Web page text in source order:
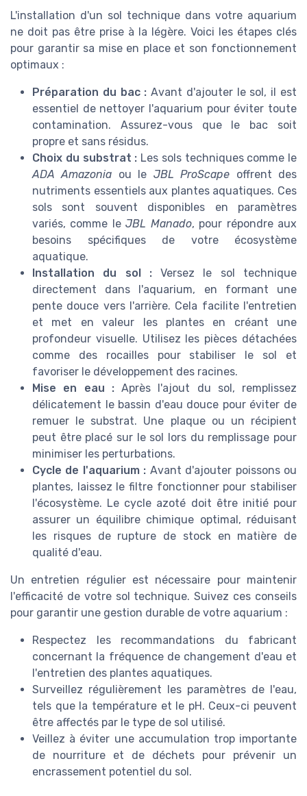
L'installation d'un sol technique dans votre aquarium
ne doit pas être prise à la légère. Voici les étapes clés
pour garantir sa mise en place et son fonctionnement
optimaux :
Préparation du bac : Avant d'ajouter le sol, il est
essentiel de nettoyer l'aquarium pour éviter toute
contamination. Assurez-vous que le bac soit
propre et sans résidus.
Choix du substrat : Les sols techniques comme le
ADA Amazonia ou le JBL ProScape offrent des
nutriments essentiels aux plantes aquatiques. Ces
sols sont souvent disponibles en paramètres
variés, comme leJBL Manado, pour répondre aux
besoins spécifiques de votre écosystème
aquatique.
Installation du sol :Versez le sol technique
directement dans l'aquarium, en formant une
pente douce vers l'arrière. Cela facilite l'entretien
et met en valeur les plantes en créant une
profondeur visuelle. Utilisez les pièces détachées
comme des rocailles pour stabiliser le sol et
favoriser le développement des racines.
Mise en eau :Après l'ajout du sol, remplissez
délicatement le bassin d'eau douce pour éviter de
remuer le substrat. Une plaque ou un récipient
peut être placé sur le sol lors du remplissage pour
minimiser les perturbations.
Cycle de l'aquarium : Avant d'ajouter poissons ou
plantes, laissez le filtre fonctionner pour stabiliser
l'écosystème. Le cycle azoté doit être initié pour
assurer un équilibre chimique optimal, réduisant
les risques de rupture de stock en matière de
qualité d'eau.
Un entretien régulier est nécessaire pour maintenir
l'efficacité de votre sol technique. Suivez ces conseils
pour garantir une gestion durable de votre aquarium :
Respectez les recommandations du fabricant
concernant la fréquence de changement d'eau et
l'entretien des plantes aquatiques.
Surveillez régulièrement les paramètres de l'eau,
tels que la température et le pH. Ceux-ci peuvent
être affectés par le type de sol utilisé.
Veillez à éviter une accumulation trop importante
de nourriture et de déchets pour prévenir un
encrassement potentiel du sol.